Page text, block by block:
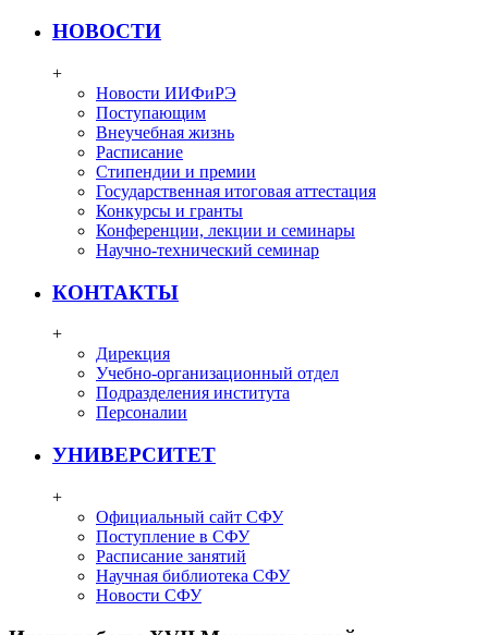
НОВОСТИ
+
Новости ИИФиРЭ
Поступающим
Внеучебная жизнь
Расписание
Стипендии и премии
Государственная итоговая аттестация
Конкурсы и гранты
Конференции, лекции и семинары
Научно-технический семинар
КОНТАКТЫ
+
Дирекция
Учебно-организационный отдел
Подразделения института
Персоналии
УНИВЕРСИТЕТ
+
Официальный сайт СФУ
Поступление в СФУ
Расписание занятий
Научная библиотека СФУ
Новости СФУ